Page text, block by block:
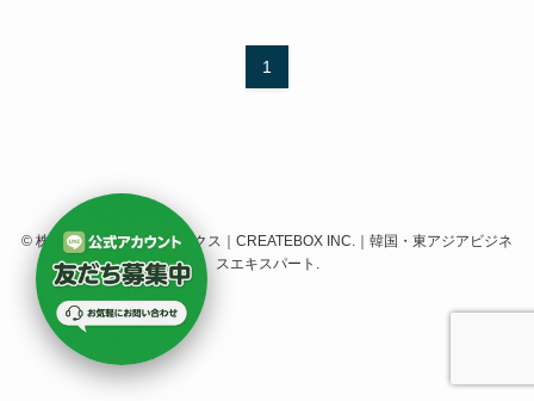
1
© 株式会社クリエイトボックス｜CREATEBOX INC.｜韓国・東アジアビジネ
スエキスパート.